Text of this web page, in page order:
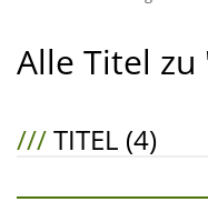
Alle Titel
///TITEL (4)